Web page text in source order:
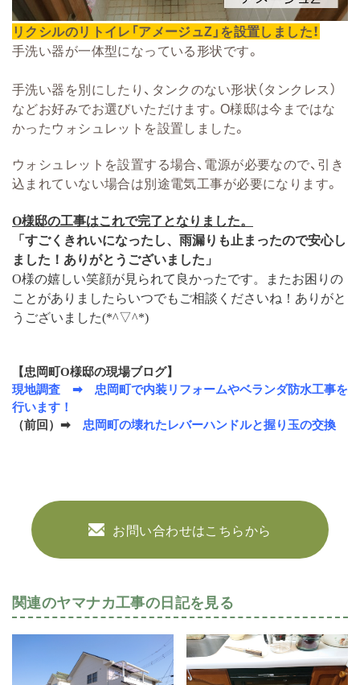
リクシルのリトイレ「アメージュZ」を設置しました！
手洗い器が一体型になっている形状です。
手洗い器を別にしたり、タンクのない形状（タンクレス）
などお好みでお選びいただけます。 O様邸は今まではな
かったウォシュレットを設置しました。
ウォシュレットを設置する場合、電源が必要なので、引き
込まれていない場合は別途電気工事が必要になります。
O様邸の工事はこれで完了となりました。
「すごくきれいになったし、雨漏りも止まったので安心し
ました！ありがとうございました」
O様の嬉しい笑顔が見られて良かったです。またお困りの
ことがありましたらいつでもご相談くださいね！ありがと
うございました(*^▽^*)
【忠岡町O様邸の現場ブログ】
現地調査 ➡ 忠岡町で内装リフォームやベランダ防水工事を
行います！
（前回）➡ 忠岡町の壊れたレバーハンドルと握り玉の交換
お問い合わせはこちらから
関連のヤマナカ工事の日記を見る